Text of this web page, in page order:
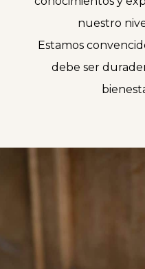
nuestro
Estamos
debe ser